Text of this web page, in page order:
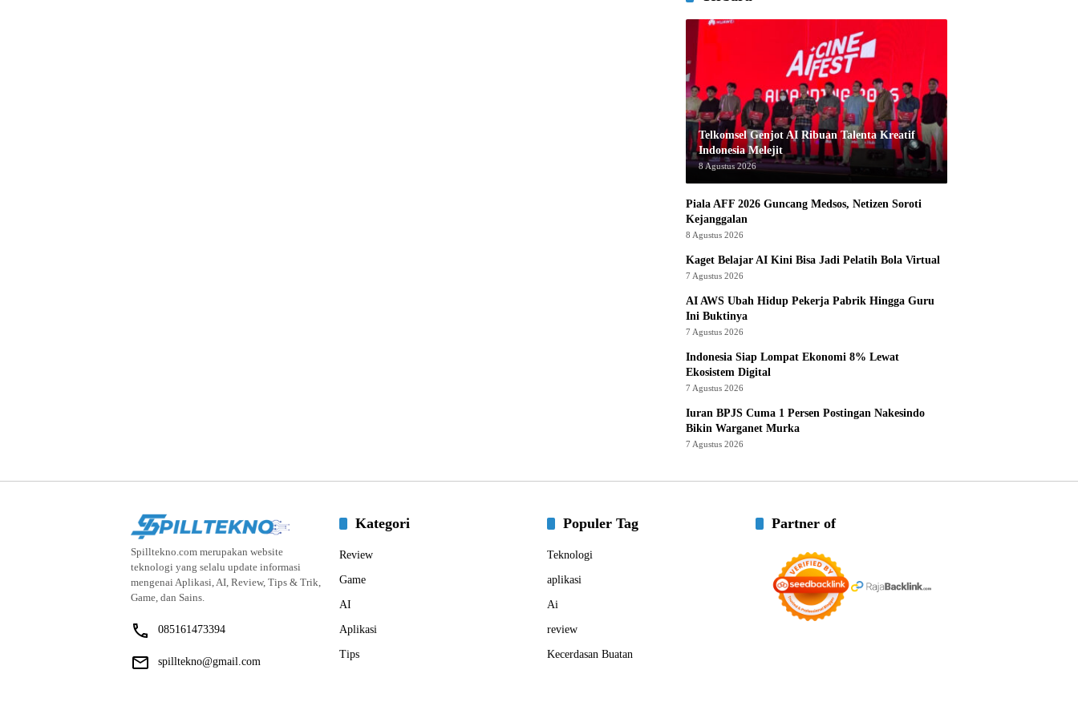
Telkomsel Genjot AI Ribuan Talenta Kreatif
Indonesia Melejit
8 Agustus 2026
Piala AFF 2026 Guncang Medsos, Netizen Soroti
Kejanggalan
8 Agustus 2026
Kaget Belajar AI Kini Bisa Jadi Pelatih Bola Virtual
7 Agustus 2026
AI AWS Ubah Hidup Pekerja Pabrik Hingga Guru
Ini Buktinya
7 Agustus 2026
Indonesia Siap Lompat Ekonomi 8% Lewat
Ekosistem Digital
7 Agustus 2026
Iuran BPJS Cuma 1 Persen Postingan Nakesindo
Bikin Warganet Murka
7 Agustus 2026
Spilltekno.com merupakan website
teknologi yang selalu update informasi
mengenai Aplikasi, AI, Review, Tips & Trik,
Game, dan Sains.
085161473394
spilltekno@gmail.com
Kategori
Review
Game
AI
Aplikasi
Tips
Populer Tag
Teknologi
aplikasi
Ai
review
Kecerdasan Buatan
Partner of